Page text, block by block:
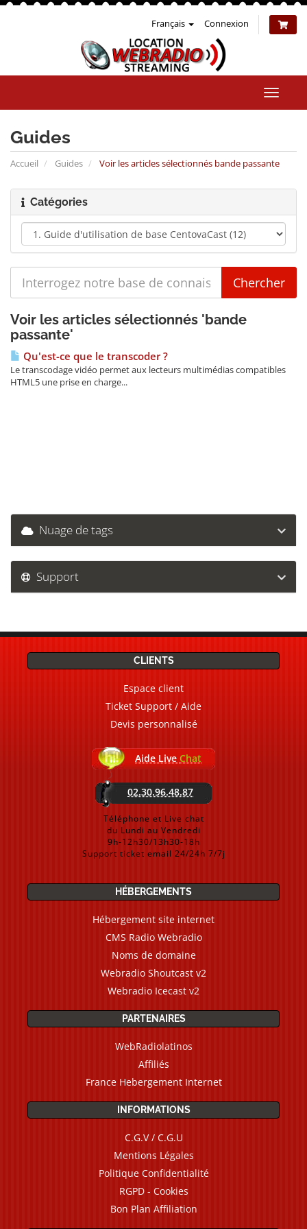
Français Connexion
la
Guides
Accueil Guides Voir les articles sélectionnés bande passante
Catégories
Voir les articles sélectionnés 'bande
passante'
Qu'est-ce que le transcoder ?
Le transcodage vidéo permet aux lecteurs multimédias compatibles
HTML5 une prise en charge...
Nuage de tags
Support
CLIENTS
Espace client
Ticket Support / Aide
Devis personnalisé
Aide Live Chat
02.30.96.48.87
Téléphone et Live chat
du Lundi au Vendredi
9h-12h30/13h30-18h
Support ticket email 24/24h 7/7j
HÉBERGEMENTS
Hébergement site internet
CMS Radio Webradio
Noms de domaine
Webradio Shoutcast v2
Webradio Icecast v2
PARTENAIRES
WebRadiolatinos
Affiliés
France Hebergement Internet
INFORMATIONS
C.G.V / C.G.U
Mentions Légales
Politique Confidentialité
RGPD - Cookies
Bon Plan Affiliation